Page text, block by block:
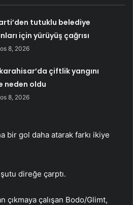
tutuklu belediye
için yürüyüş çağrısı
8, 2026
çiftlik yangını
neden oldu
8, 2026
bir gol daha atarak farkı ikiye
direğe çarptı.
çıkmaya çalışan Bodo/Glimt,